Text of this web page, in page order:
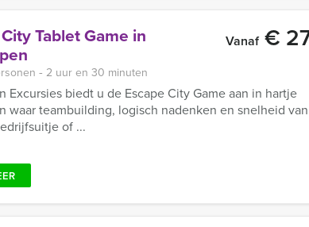
Tablet Game in Vanaf€
‐ 2 uur en 30 minuten
Excursies biedt u de Escape City Game aan in hartje
waar teambuilding, logisch nadenken en snelheid
of ...